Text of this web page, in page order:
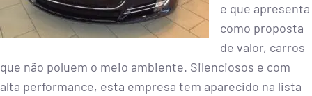
e que apresenta
como proposta
de valor, carros
que não poluem o meio ambiente. Silenciosos e com
alta performance, esta empresa tem aparecido na lista